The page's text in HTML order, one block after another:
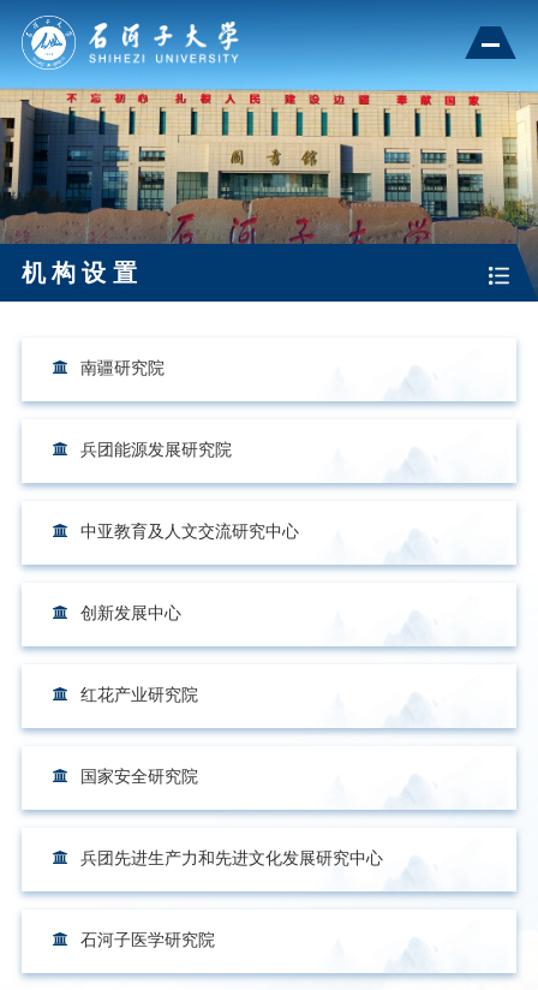
机构设置
南疆研究院
兵团能源发展研究院
中亚教育及人文交流研究中心
创新发展中心
红花产业研究院
国家安全研究院
兵团先进生产力和先进文化发展研究中心
石河子医学研究院